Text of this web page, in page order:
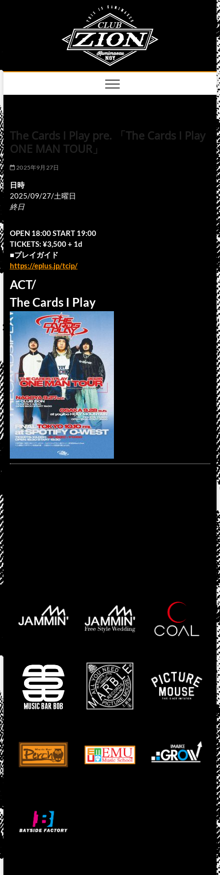
The Cards I Play pre. 「The Cards I Play
ONE MAN TOUR」
2025年9月27日
日時
2025/09/27/土曜日
終日
OPEN 18:00 START 19:00
TICKETS: ¥3,500 + 1d
■プレイガイド
https://eplus.jp/tcip/
ACT/
The Cards I Play